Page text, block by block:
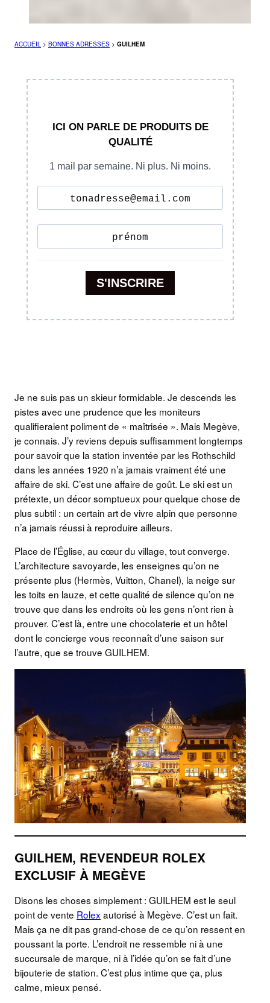
ACCUEIL > BONNES ADRESSES > GUILHEM
Je ne suis pas un skieur formidable. Je descends les
pistes avec une prudence que les moniteurs
qualifieraient poliment de « maîtrisée ». Mais Megève,
je connais. J’y reviens depuis suffisamment longtemps
pour savoir que la station inventée par les Rothschild
dans les années 1920 n’a jamais vraiment été une
affaire de ski. C’est une affaire de goût. Le ski est un
prétexte, un décor somptueux pour quelque chose de
plus subtil : un certain art de vivre alpin que personne
n’a jamais réussi à reproduire ailleurs.
Place de l’Église, au cœur du village, tout converge.
L’architecture savoyarde, les enseignes qu’on ne
présente plus (Hermès, Vuitton, Chanel), la neige sur
les toits en lauze, et cette qualité de silence qu’on ne
trouve que dans les endroits où les gens n’ont rien à
prouver. C’est là, entre une chocolaterie et un hôtel
dont le concierge vous reconnaît d’une saison sur
l’autre, que se trouve GUILHEM.
GUILHEM, REVENDEUR ROLEX
EXCLUSIF À MEGÈVE
Disons les choses simplement : GUILHEM est le seul
point de vente Rolex autorisé à Megève. C’est un fait.
Mais ça ne dit pas grand-chose de ce qu’on ressent en
poussant la porte. L’endroit ne ressemble ni à une
succursale de marque, ni à l’idée qu’on se fait d’une
bijouterie de station. C’est plus intime que ça, plus
calme, mieux pensé.